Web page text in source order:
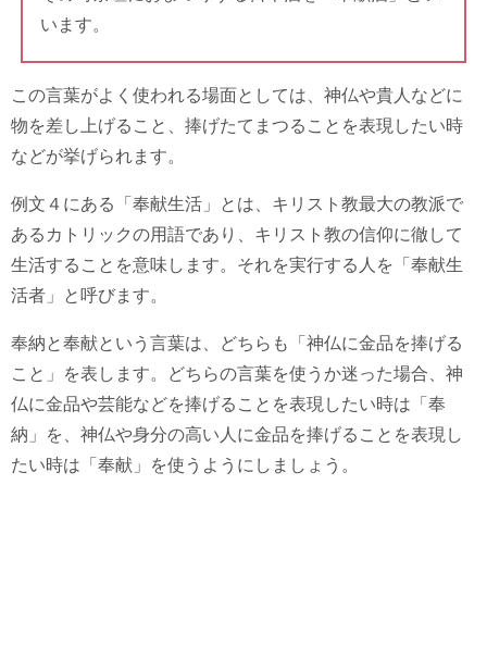
います。
この言葉がよく使われる場面としては、神仏や貴人などに
物を差し上げること、捧げたてまつることを表現したい時
などが挙げられます。
例文４にある「奉献生活」とは、キリスト教最大の教派で
あるカトリックの用語であり、キリスト教の信仰に徹して
生活することを意味します。それを実行する人を「奉献生
活者」と呼びます。
奉納と奉献という言葉は、どちらも「神仏に金品を捧げる
こと」を表します。どちらの言葉を使うか迷った場合、神
仏に金品や芸能などを捧げることを表現したい時は「奉
納」を、神仏や身分の高い人に金品を捧げることを表現し
たい時は「奉献」を使うようにしましょう。